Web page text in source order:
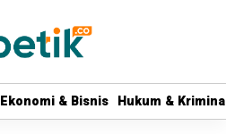
Ekonomi & Bisnis Hukum &
Ekonomi & Bisnis Hukum &